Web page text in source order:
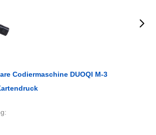
Codiermaschine DUOQI M-3